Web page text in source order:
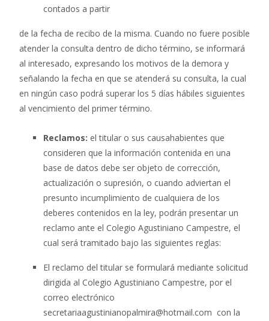
contados a partir
de la fecha de recibo de la misma. Cuando no fuere posible
atender la consulta dentro de dicho término, se informará
al interesado, expresando los motivos de la demora y
señalando la fecha en que se atenderá su consulta, la cual
en ningún caso podrá superar los 5 días hábiles siguientes
al vencimiento del primer término.
Reclamos: el titular o sus causahabientes que
consideren que la información contenida en una
base de datos debe ser objeto de corrección,
actualización o supresión, o cuando adviertan el
presunto incumplimiento de cualquiera de los
deberes contenidos en la ley, podrán presentar un
reclamo ante el Colegio Agustiniano Campestre, el
cual será tramitado bajo las siguientes reglas:
El reclamo del titular se formulará mediante solicitud
dirigida al Colegio Agustiniano Campestre, por el
correo electrónico
secretariaagustinianopalmira@hotmail.com con la